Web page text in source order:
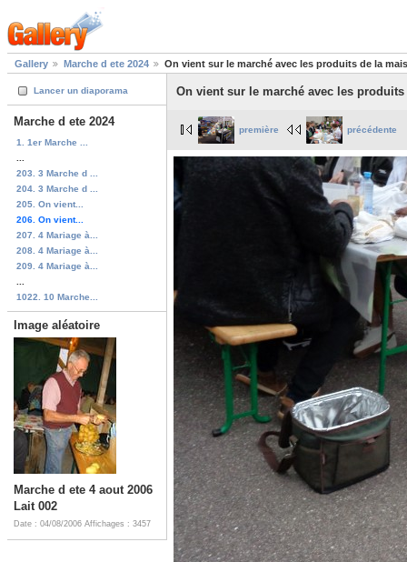
Gallery Marche d ete 2024 On vient sur le marché avec les produits de la
Lancer un diaporama
Marche d ete 2024
1. 1er Marche ...
203. 3 Marche d ...
204. 3 Marche d ...
205. On vient...
206. On vient...
207. 4 Mariage à...
208. 4 Mariage à...
209. 4 Mariage à...
1022. 10 Marche...
Image aléatoire
Marche d ete 4 aout 2006
Lait 002
Date : 04/08/2006 Affichages : 3457
On vient sur le marché avec les
première précédente